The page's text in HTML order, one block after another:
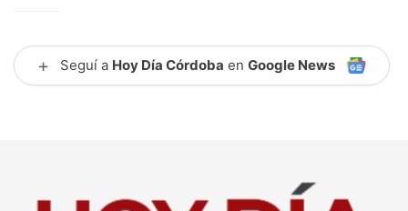
+ Seguí a Hoy Día Córdoba en Google News